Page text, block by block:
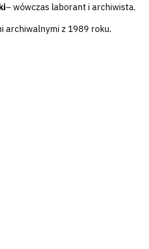
– wówczas laborant i archiwista.
archiwalnymi z 1989 roku.